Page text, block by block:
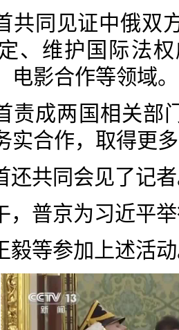
共同见证中俄双
、维护国际法
电影合作等领域。
责成两国相关部
实合作，取得更
还共同会见了记
，普京为习近平
毅等参加上述活